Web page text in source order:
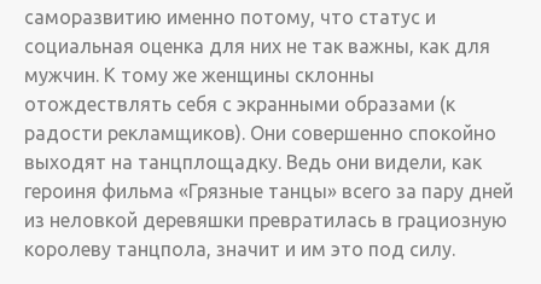
саморазвитию именно потому, что статус и
социальная оценка для них не так важны, как для
мужчин. К тому же женщины склонны
отождествлять себя с экранными образами (к
радости рекламщиков). Они совершенно спокойно
выходят на танцплощадку. Ведь они видели, как
героиня фильма «Грязные танцы» всего за пару дней
из неловкой деревяшки превратилась в грациозную
королеву танцпола, значит и им это под силу.